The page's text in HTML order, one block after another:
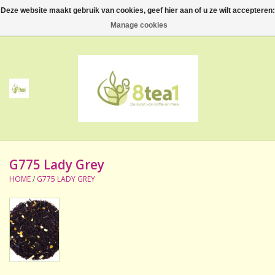
0 Artikelen - €--,--
Thee
Accessoires
NIEUW! Verpakte thee
BeppeDeli en 8tea1
Contact
G775 Lady Grey
HOME/ G775 LADY GREY
Deze website maakt gebruik van cookies, geef hier aan of u ze wilt accepteren:
Manage cookies